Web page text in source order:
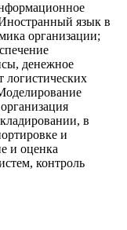
язык в
организации;
денежное
логистических
в
и
и оценка
контроль